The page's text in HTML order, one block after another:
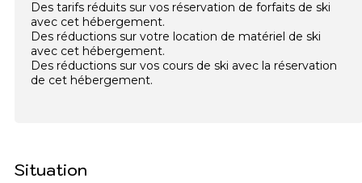
Des tarifs réduits sur vos réservation de forfaits de ski
avec cet hébergement.
Des réductions sur votre location de matériel de ski
avec cet hébergement.
Des réductions sur vos cours de ski avec la réservation
de cet hébergement.
Situation